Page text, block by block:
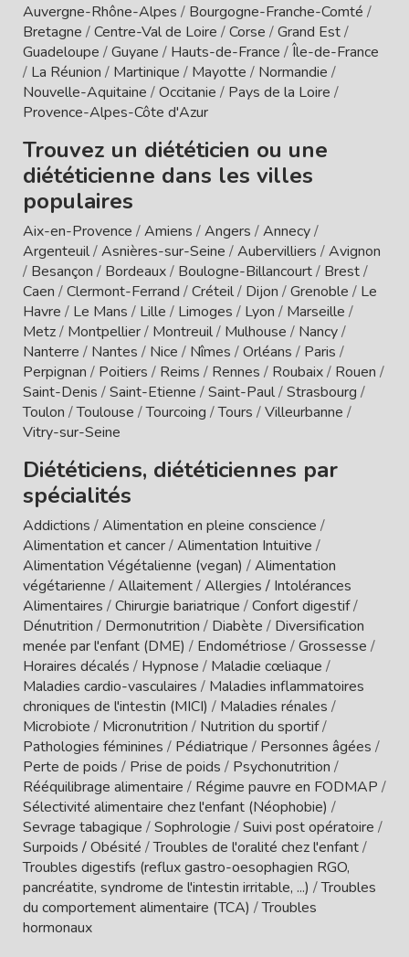
Auvergne-Rhône-Alpes / Bourgogne-Franche-Comté /
Bretagne /Centre-Val de Loire /Corse /Grand Est/
Guadeloupe /Guyane / Hauts-de-France /Île-de-France
/ La Réunion / Martinique / Mayotte / Normandie /
Nouvelle-Aquitaine /Occitanie / Pays de la Loire /
Provence-Alpes-Côte d'Azur
Trouvez un diététicien ou une
diététicienne dans les villes
populaires
Aix-en-Provence /Amiens /Angers /Annecy/
Argenteuil/Asnières-sur-Seine /Aubervilliers /Avignon
/ Besançon / Bordeaux/ Boulogne-Billancourt/ Brest/
Caen /Clermont-Ferrand /Créteil/ Dijon /Grenoble / Le
Havre / Le Mans / Lille / Limoges / Lyon / Marseille /
Metz/ Montpellier/ Montreuil/ Mulhouse / Nancy/
Nanterre / Nantes / Nice / Nîmes /Orléans / Paris /
Perpignan / Poitiers / Reims / Rennes / Roubaix/ Rouen /
Saint-Denis /Saint-Etienne /Saint-Paul/Strasbourg /
Toulon /Toulouse /Tourcoing /Tours /Villeurbanne /
Vitry-sur-Seine
Diététiciens, diététiciennes par
spécialités
Addictions /Alimentation en pleine conscience /
Alimentation et cancer/Alimentation Intuitive /
Alimentation Végétalienne (vegan) /Alimentation
végétarienne /Allaitement/Allergies / Intolérances
Alimentaires /Chirurgie bariatrique /Confort digestif/
Dénutrition / Dermonutrition / Diabète / Diversification
menée par l'enfant (DME) / Endométriose /Grossesse /
Horaires décalés / Hypnose / Maladie cœliaque /
Maladies cardio-vasculaires / Maladies inflammatoires
chroniques de l'intestin (MICI) / Maladies rénales /
Microbiote / Micronutrition / Nutrition du sportif/
Pathologies féminines / Pédiatrique / Personnes âgées /
Perte de poids / Prise de poids / Psychonutrition /
Rééquilibrage alimentaire / Régime pauvre en FODMAP /
Sélectivité alimentaire chez l'enfant (Néophobie) /
Sevrage tabagique /Sophrologie /Suivi post opératoire /
Surpoids / Obésité /Troubles de l'oralité chez l'enfant/
Troubles digestifs (reflux gastro-oesophagien RGO,
pancréatite, syndrome de l'intestin irritable, ...) /Troubles
du comportement alimentaire (TCA) /Troubles
hormonaux